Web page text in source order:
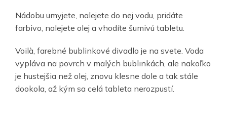
Nádobu umyjete, nalejete do nej vodu, pridáte
farbivo, nalejete olej a vhodíte šumivú tabletu.
Voilà, farebné bublinkové divadlo je na svete. Voda
vypláva na povrch v malých bublinkách, ale nakoľko
je hustejšia než olej, znovu klesne dole a tak stále
dookola, až kým sa celá tableta nerozpustí.